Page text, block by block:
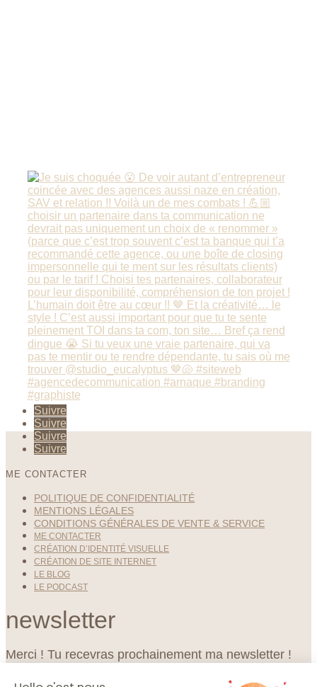
Suivre
Suivre
Suivre
Suivre
ME CONTACTER
POLITIQUE DE CONFIDENTIALITÉ
MENTIONS LÉGALES
CONDITIONS GÉNÉRALES DE VENTE & SERVICE
ME CONTACTER
CRÉATION D’IDENTITÉ VISUELLE
CRÉATION DE SITE INTERNET
LE BLOG
LE PODCAST
newsletter
Merci ! Tu recevras prochainement ma newsletter !